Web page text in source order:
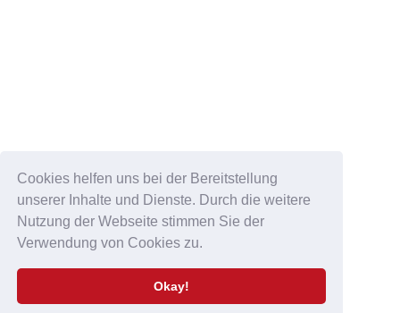
Cookies helfen uns bei der Bereitstellung
unserer Inhalte und Dienste. Durch die weitere
Nutzung der Webseite stimmen Sie der
Verwendung von Cookies zu.
Okay!
DATENSCHUTZ & IMPRESSUM
Impressum